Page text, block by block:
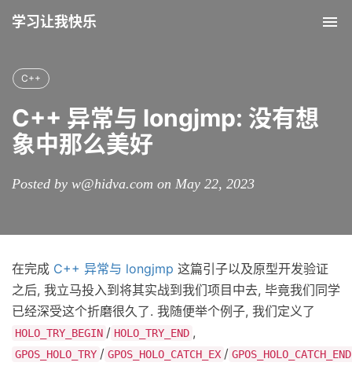
学习让我快乐
C++
C++ 异常与 longjmp: 没有想
象中那么美好
Posted by w@hidva.com on May 22, 2023
在完成 C++ 异常与 longjmp 这篇引子以及原型开发验证
之后, 我立马投入到将其实战到我们项目中去, 毕竟我们同学
已经深受这个折磨很久了. 我随便举个例子, 我们定义了
HOLO_TRY_BEGIN / HOLO_TRY_END ,
GPOS_HOLO_TRY / GPOS_HOLO_CATCH_EX / GPOS_HOLO_CATCH_END